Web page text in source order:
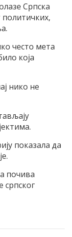
Српска
често мета
која
нико не
показала да
почива
српског